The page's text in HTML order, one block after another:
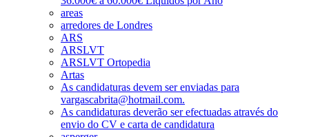
areas
arredores de Londres
ARS
ARSLVT
ARSLVT Ortopedia
Artas
As candidaturas devem ser enviadas para
vargascabrita@hotmail.com.
As candidaturas deverão ser efectuadas através do
envio do CV e carta de candidatura